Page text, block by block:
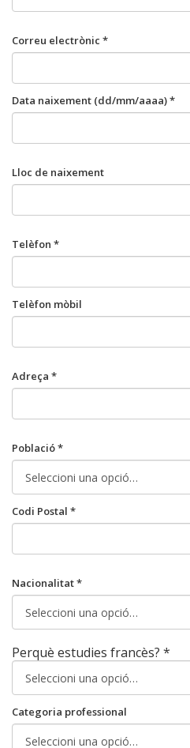
Correu electrònic *
Data naixement (dd/mm/aaaa) *
Lloc de naixement
Telèfon *
Telèfon mòbil
Adreça *
Població *
Codi Postal *
Nacionalitat *
Perquè estudies francès? *
Categoria professional